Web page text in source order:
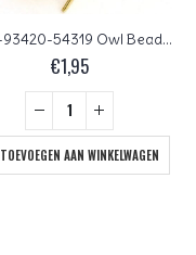
OWL-93420-54319 Owl Bead Opaque Red Bronze Patina 12 Pc.
€1,95
TOEVOEGEN AAN WINKELWAGEN